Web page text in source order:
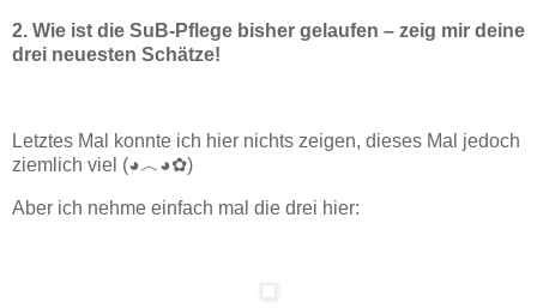
2. Wie ist die SuB-Pflege bisher gelaufen – zeig mir deine
drei neuesten Schätze!
Letztes Mal konnte ich hier nichts zeigen, dieses Mal jedoch
ziemlich viel (◕︿◕✿)
Aber ich nehme einfach mal die drei hier: